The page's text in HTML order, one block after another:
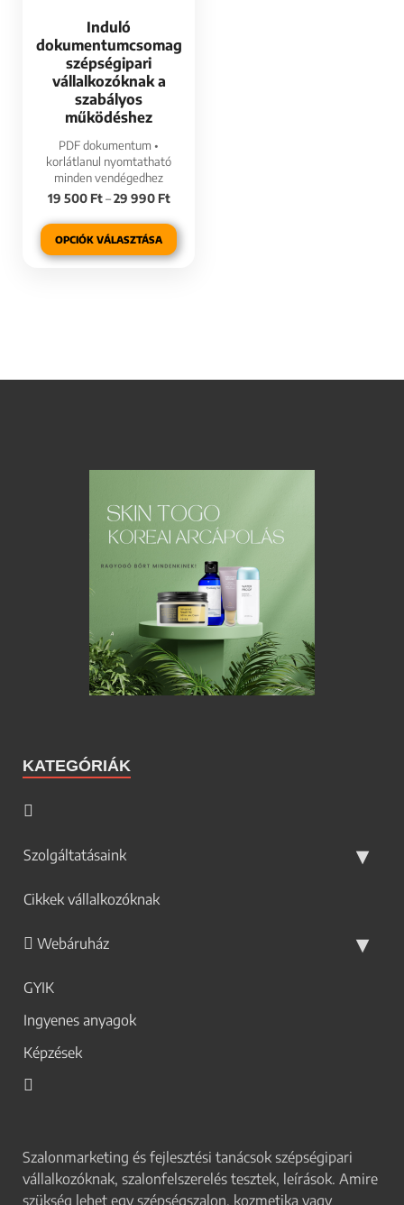
Induló
dokumentumcsomag
szépségipari
vállalkozóknak a
szabályos
működéshez
PDF dokumentum •
korlátlanul nyomtatható
minden vendégedhez
19 500 Ft – 29 990 Ft
OPCIÓK VÁLASZTÁSA
KATEGÓRIÁK
Szolgáltatásaink
Cikkek vállalkozóknak
Webáruház
GYIK
Ingyenes anyagok
Képzések
Szalonmarketing és fejlesztési tanácsok szépségipari
vállalkozóknak, szalonfelszerelés tesztek, leírások. Amire
szükség lehet egy szépségszalon, kozmetika vagy